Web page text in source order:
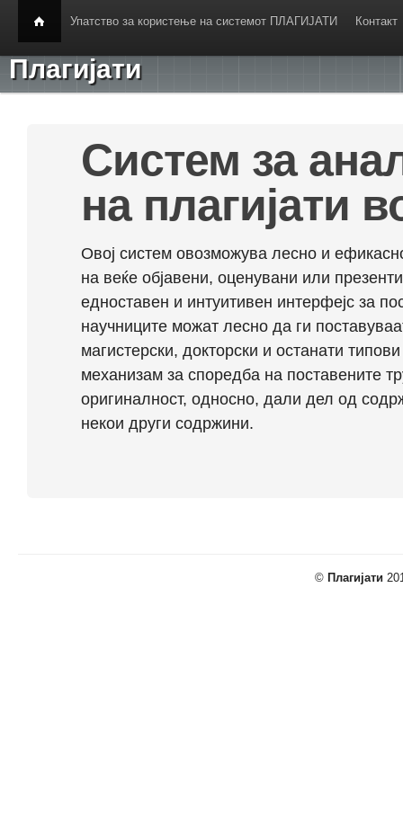
Упатство за користење на системот ПЛАГИЈАТИ Контакт
Плагијати
Систем за
на плагијати
Овој систем овозможува лесно и
на веќе објавени, оценувани или
едноставен и интуитивен интерфејс за
научниците можат лесно да ги
магистерски, докторски и останати
механизам за споредба на поставените
оригиналност, односно, дали дел од
некои други содржини.
© Плагијати